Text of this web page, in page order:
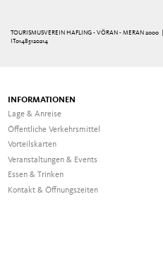
TOURISMUSVEREIN HAFLING - VÖRAN - MERAN 2000 |
IT01485120214
INFORMATIONEN
Lage & Anreise
Öffentliche Verkehrsmittel
Vorteilskarten
Veranstaltungen & Events
Essen & Trinken
Kontakt & Öffnungszeiten